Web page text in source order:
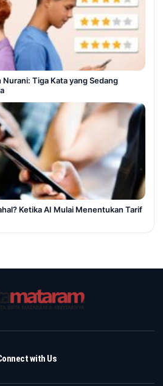
Tiga Kata yang Sedang
Ketika AI Mulai Menentukan Tarif
with Us